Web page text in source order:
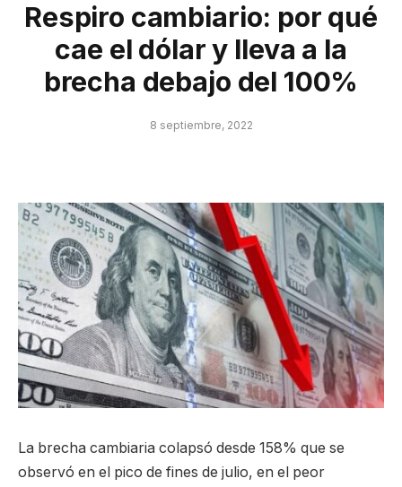
Respiro cambiario: por qué
cae el dólar y lleva a la
brecha debajo del 100%
8 septiembre, 2022
La brecha cambiaria colapsó desde 158% que se
observó en el pico de fines de julio, en el peor